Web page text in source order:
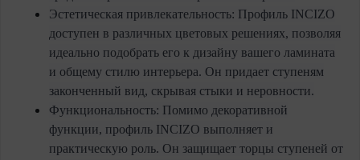
Эстетическая привлекательность: Профиль INCIZO
доступен в различных цветовых решениях, позволяя
идеально подобрать его к дизайну вашего ламината
и общему стилю интерьера. Он придает ступеням
законченный вид, скрывая стыки и неровности.
Функциональность: Помимо декоративной
функции, профиль INCIZO выполняет и
практическую роль. Он защищает торцы ступеней от